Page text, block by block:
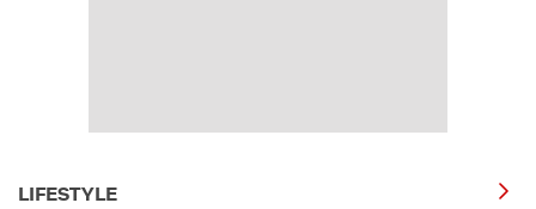
LIFESTYLE